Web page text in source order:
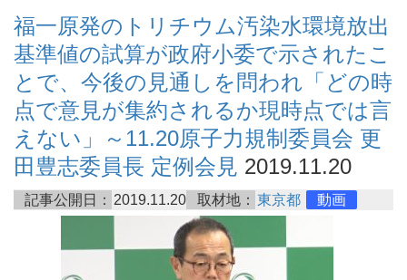
福一原発のトリチウム汚染水環境放出
基準値の試算が政府小委で示されたこ
とで、今後の見通しを問われ「どの時
点で意見が集約されるか現時点では言
えない」～11.20原子力規制委員会 更
田豊志委員長 定例会見 2019.11.20
記事公開日： 2019.11.20 取材地： 東京都 動画